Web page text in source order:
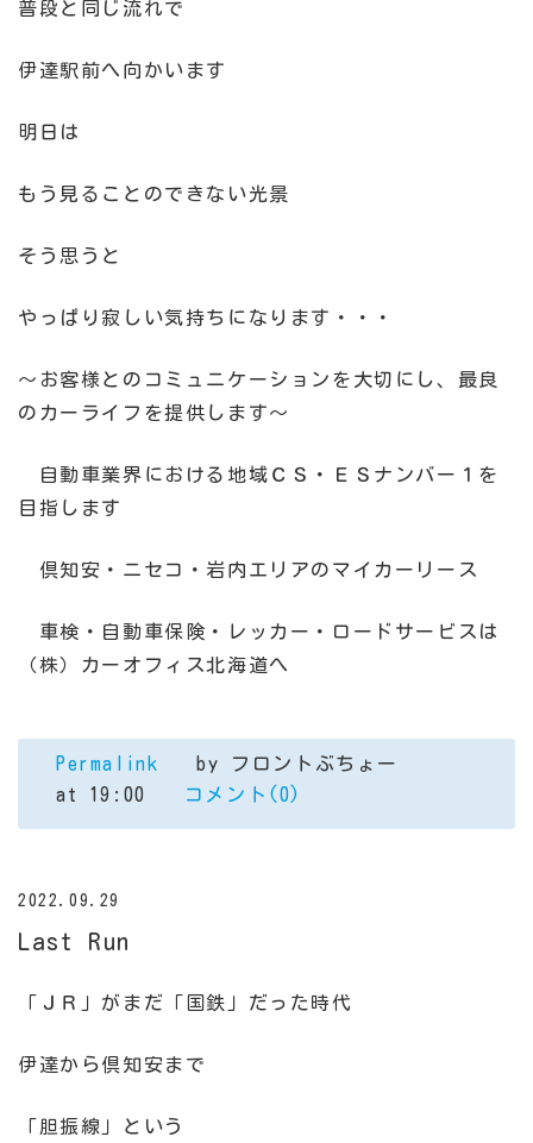
普段と同じ流れで
伊達駅前へ向かいます
明日は
もう見ることのできない光景
そう思うと
やっぱり寂しい気持ちになります・・・
～お客様とのコミュニケーションを大切にし、最良
のカーライフを提供します～
自動車業界における地域ＣＳ・ＥＳナンバー１を
目指します
倶知安・ニセコ・岩内エリアのマイカーリース
車検・自動車保険・レッカー・ロードサービスは
（株）カーオフィス北海道へ
Permalink
by フロントぶちょー
at 19:00
コメント(0)
2022.09.29
Last Run
「ＪＲ」がまだ「国鉄」だった時代
伊達から倶知安まで
「胆振線」という